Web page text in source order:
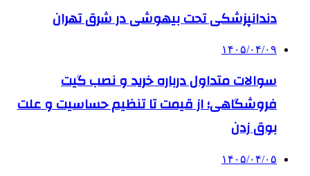
دندانپزشکی تحت بیهوشی در شرق تهران
۱۴۰۵/۰۴/۰۹
سوالات متداول درباره خرید و نصب گیت
فروشگاهی؛ از قیمت تا تنظیم حساسیت و علت
بوق زدن
۱۴۰۵/۰۴/۰۵